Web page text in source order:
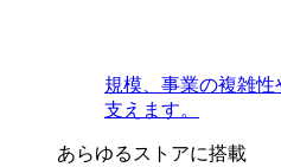
規模、事業の複雑
支えます。
あらゆるストアに搭載